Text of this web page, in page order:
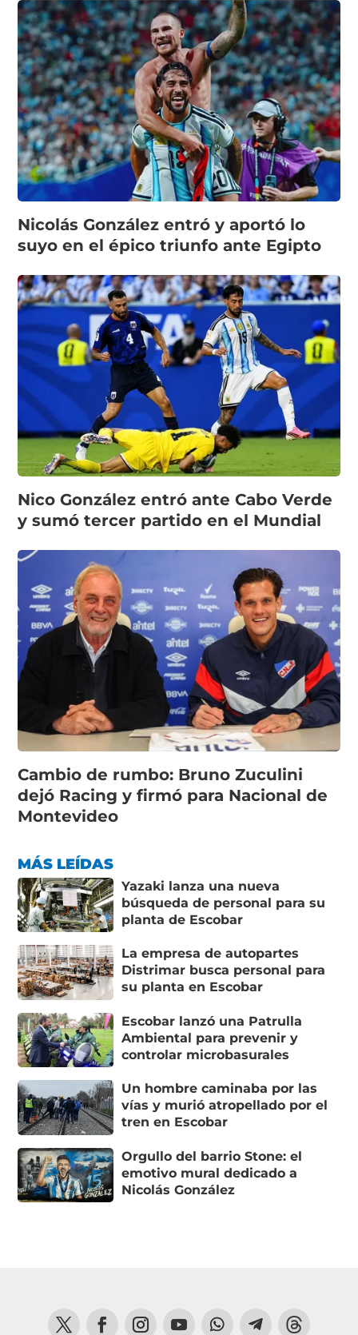
Nicolás González entró y aportó lo
suyo en el épico triunfo ante Egipto
Nico González entró ante Cabo Verde
y sumó tercer partido en el Mundial
Cambio de rumbo: Bruno Zuculini
dejó Racing y firmó para Nacional de
Montevideo
MÁS LEÍDAS
Yazaki lanza una nueva
búsqueda de personal para su
planta de Escobar
La empresa de autopartes
Distrimar busca personal para
su planta en Escobar
Escobar lanzó una Patrulla
Ambiental para prevenir y
controlar microbasurales
Un hombre caminaba por las
vías y murió atropellado por el
tren en Escobar
Orgullo del barrio Stone: el
emotivo mural dedicado a
Nicolás González